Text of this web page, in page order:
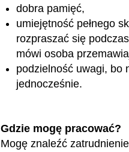
dobra pamięć,
umiejętność pełnego
rozpraszać się
mówi osoba
podzielność uwagi, bo
jednocześnie.
Gdzie mogę pracować?
Mogę znaleźć